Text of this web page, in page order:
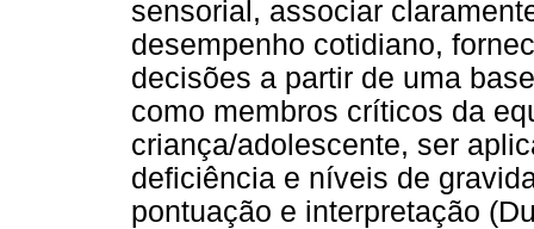
sensorial, associar
desempenho cotidiano,
decisões a partir de uma
como membros críticos da
criança/adolescente, ser
deficiência e níveis de
pontuação e interpretação